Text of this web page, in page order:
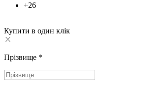
+26
Купити в один клік
Прізвище *